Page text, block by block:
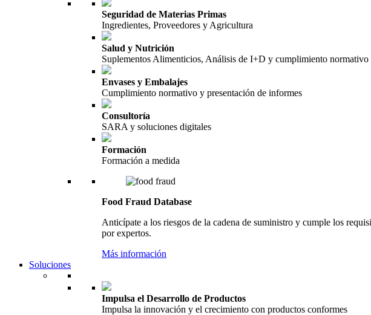
Seguridad de Materias Primas
Ingredientes, Proveedores y Agricultura
Salud y Nutrición
Suplementos Alimenticios, Análisis de I+D y cumplimiento normativo
Envases y Embalajes
Cumplimiento normativo y presentación de informes
Consultoría
SARA y soluciones digitales
Formación
Formación a medida
Food Fraud Database
Anticípate a los riesgos de la cadena de suministro y cumple los
por expertos.
Más información
Soluciones
Impulsa el Desarrollo de Productos
Impulsa la innovación y el crecimiento con productos conformes